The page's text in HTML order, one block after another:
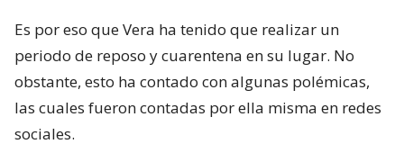
Es por eso que Vera ha tenido que realizar un
periodo de reposo y cuarentena en su lugar. No
obstante, esto ha contado con algunas polémicas,
las cuales fueron contadas por ella misma en redes
sociales.